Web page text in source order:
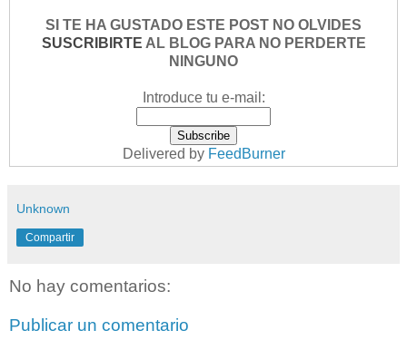
SI TE HA GUSTADO ESTE POST NO OLVIDES
SUSCRIBIRTE AL BLOG PARA NO PERDERTE
NINGUNO
Introduce tu e-mail:
Delivered by FeedBurner
Unknown
Compartir
No hay comentarios:
Publicar un comentario